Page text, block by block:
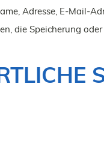
Adresse, E-Mail-
die Speicherung